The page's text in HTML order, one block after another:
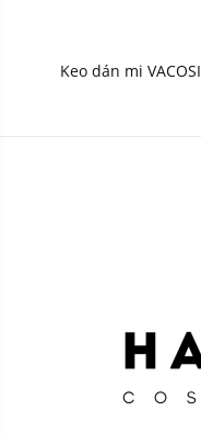
Keo dán mi VACOSI